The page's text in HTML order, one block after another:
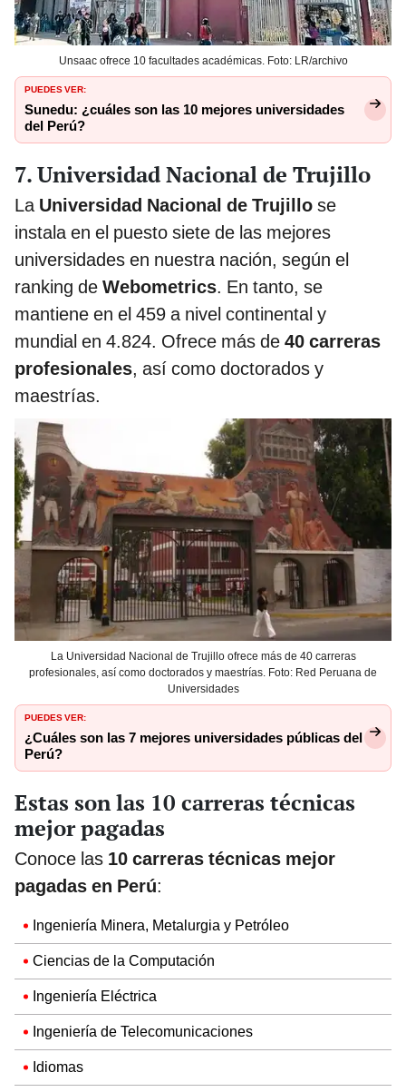
Unsaac ofrece 10 facultades académicas. Foto: LR/archivo
PUEDES VER:
Sunedu: ¿cuáles son las 10 mejores universidades
del Perú?
7. Universidad Nacional de Trujillo
La Universidad Nacional de Trujillo se
instala en el puesto siete de las mejores
universidades en nuestra nación, según el
ranking de Webometrics. En tanto, se
mantiene en el 459 a nivel continental y
mundial en 4.824. Ofrece más de 40 carreras
profesionales, así como doctorados y
maestrías.
La Universidad Nacional de Trujillo ofrece más de 40 carreras
profesionales, así como doctorados y maestrías. Foto: Red Peruana de
Universidades
PUEDES VER:
¿Cuáles son las 7 mejores universidades públicas del
Perú?
Estas son las 10 carreras técnicas
mejor pagadas
Conoce las 10 carreras técnicas mejor
pagadas en Perú:
Ingeniería Minera, Metalurgia y Petróleo
Ciencias de la Computación
Ingeniería Eléctrica
Ingeniería de Telecomunicaciones
Idiomas